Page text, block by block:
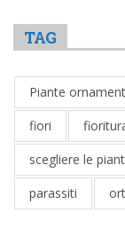
TAG
Piante
fiori
scegliere le
parassiti